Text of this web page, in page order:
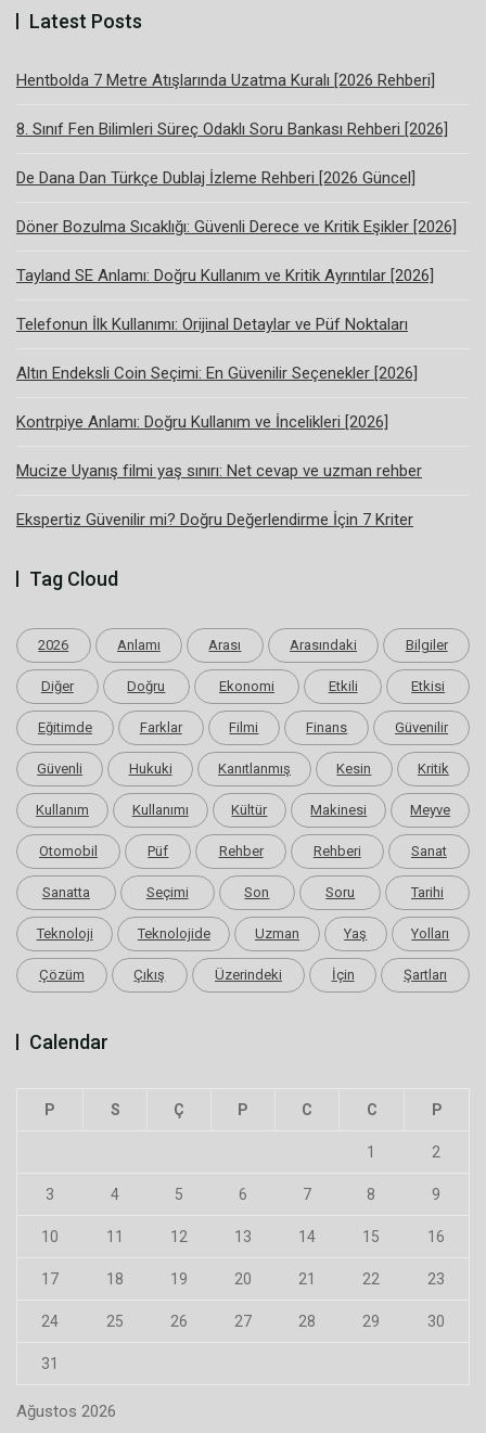
Latest Posts
Hentbolda 7 Metre Atışlarında Uzatma Kuralı [2026 Rehberi]
8. Sınıf Fen Bilimleri Süreç Odaklı Soru Bankası Rehberi [2026]
De Dana Dan Türkçe Dublaj İzleme Rehberi [2026 Güncel]
Döner Bozulma Sıcaklığı: Güvenli Derece ve Kritik Eşikler [2026]
Tayland SE Anlamı: Doğru Kullanım ve Kritik Ayrıntılar [2026]
Telefonun İlk Kullanımı: Orijinal Detaylar ve Püf Noktaları
Altın Endeksli Coin Seçimi: En Güvenilir Seçenekler [2026]
Kontrpiye Anlamı: Doğru Kullanım ve İncelikleri [2026]
Mucize Uyanış filmi yaş sınırı: Net cevap ve uzman rehber
Ekspertiz Güvenilir mi? Doğru Değerlendirme İçin 7 Kriter
Tag Cloud
2026 Anlamı Arası Arasındaki Bilgiler
Diğer Doğru Ekonomi Etkili Etkisi
Eğitimde Farklar Filmi Finans Güvenilir
Güvenli Hukuki Kanıtlanmış Kesin Kritik
Kullanım Kullanımı Kültür Makinesi Meyve
Otomobil Püf Rehber Rehberi Sanat
Sanatta Seçimi Son Soru Tarihi
Teknoloji Teknolojide Uzman Yaş Yolları
Çözüm Çıkış Üzerindeki İçin Şartları
Calendar
Ağustos 2026
P S Ç P C C P
1 2
3 4 5 6 7 8 9
10 11 12 13 14 15 16
17 18 19 20 21 22 23
24 25 26 27 28 29 30
31